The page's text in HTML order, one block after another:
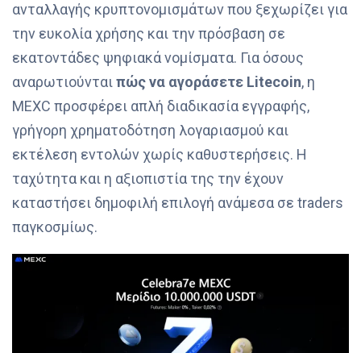
ανταλλαγής κρυπτονομισμάτων που ξεχωρίζει για
την ευκολία χρήσης και την πρόσβαση σε
εκατοντάδες ψηφιακά νομίσματα. Για όσους
αναρωτιούνταιπώς να αγοράσετε Litecoin, η
MEXC προσφέρει απλή διαδικασία εγγραφής,
γρήγορη χρηματοδότηση λογαριασμού και
εκτέλεση εντολών χωρίς καθυστερήσεις. Η
ταχύτητα και η αξιοπιστία της την έχουν
καταστήσει δημοφιλή επιλογή ανάμεσα σε traders
παγκοσμίως.